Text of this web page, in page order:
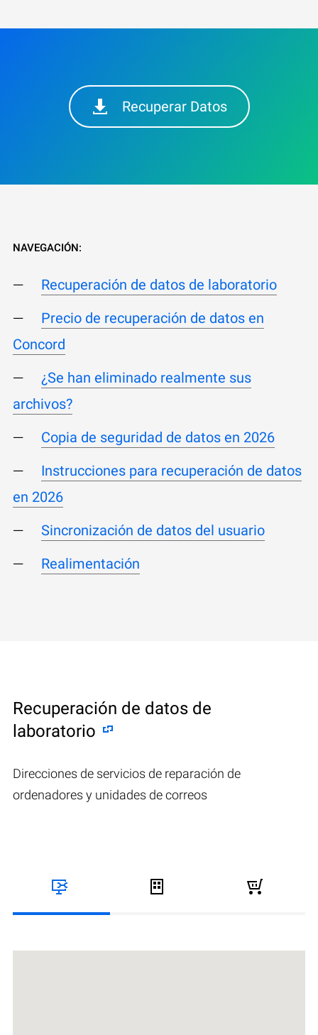
Recuperar Datos
NAVEGACIÓN:
Recuperación de datos de laboratorio
Precio de recuperación de datos en
Concord
¿Se han eliminado realmente sus
archivos?
Copia de seguridad de datos en 2026
Instrucciones para recuperación de datos
en 2026
Sincronización de datos del usuario
Realimentación
Recuperación de datos de
laboratorio
Direcciones de servicios de reparación de
ordenadores y unidades de correos